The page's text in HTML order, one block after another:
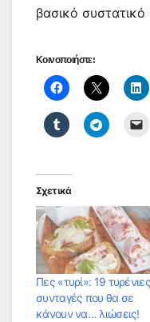
βασικό
Κοινοποιήστε:
Σχετικά
Πες «τυρί»: 19 τυρένιες
συνταγές που θα σε
κάνουν να… λιώσεις!